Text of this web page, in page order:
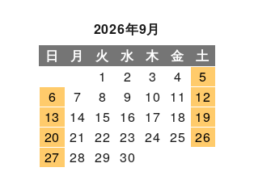
2026年9月
日
月 火 水 木 金
土
1
2 3 4
5
6
7 8 9 10 11
12
13
14 15 16 17 18
19
20
21 22 23 24 25 26
27 28 29 30